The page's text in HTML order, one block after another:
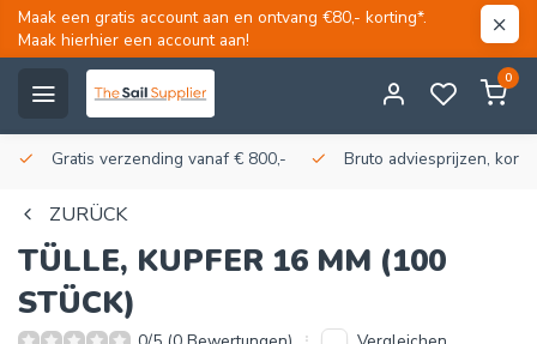
Maak een gratis account aan en ontvang €80,- korting*.
Maak hierhier een account aan!
0
Gratis verzending vanaf € 800,- Bruto adviesprijzen,
ZURÜCK
TÜLLE, KUPFER 16 MM (100
STÜCK)